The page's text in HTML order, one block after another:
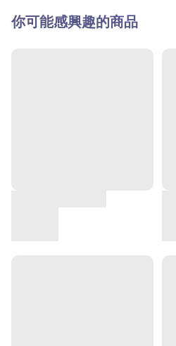
你可能感興趣的商品